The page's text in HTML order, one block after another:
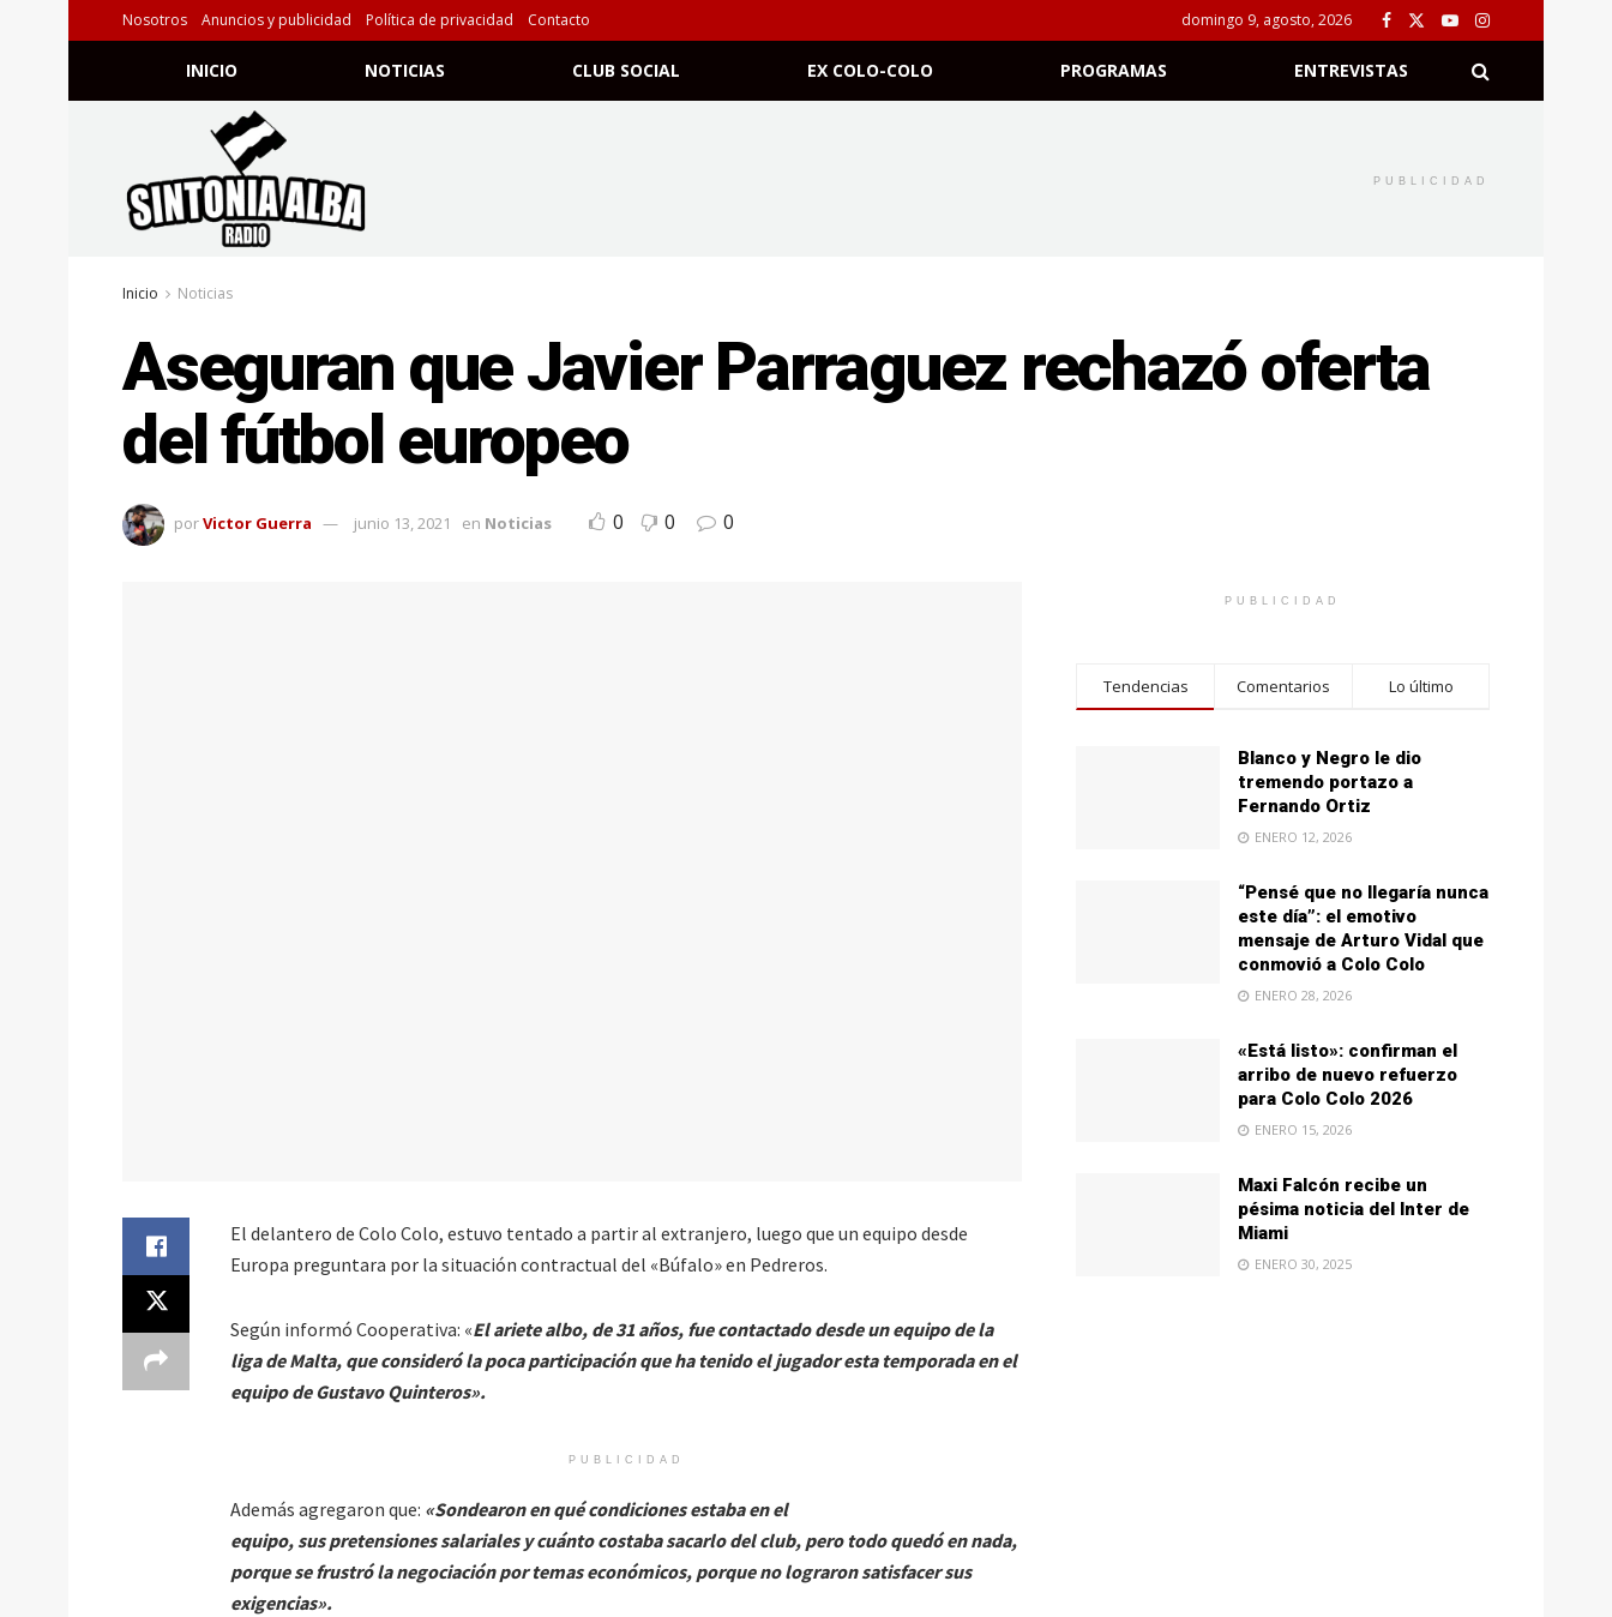
Nosotros Anuncios y publicidad Política de privacidad Contacto domingo 9, agosto, 2026
INICIO NOTICIAS CLUB SOCIAL EX COLO-COLO PROGRAMAS ENTREVISTAS
PUBLICIDAD
Inicio Noticias
Aseguran que Javier Parraguez rechazó oferta
del fútbol europeo
porVictor Guerra junio 13, 2021 en Noticias 0 0 0
El delantero de Colo Colo, estuvo tentado a partir al extranjero, luego que un equipo desde
Europa preguntara por la situación contractual del «Búfalo» en Pedreros.
Según informó Cooperativa: «El ariete albo, de 31 años, fue contactado desde un equipo de la
liga de Malta, que consideró la poca participación que ha tenido el jugador esta temporada en el
equipo de Gustavo Quinteros».
PUBLICIDAD
Además agregaron que: «Sondearon en qué condiciones estaba en el
equipo, sus pretensiones salariales y cuánto costaba sacarlo del club, pero todo quedó en nada,
porque se frustró la negociación por temas económicos, porque no lograron satisfacer sus
exigencias».
PUBLICIDAD
Tendencias Comentarios Lo último
Blanco y Negro le dio
tremendo portazo a
Fernando Ortiz
ENERO 12, 2026
“Pensé que no llegaría nunca
este día”: el emotivo
mensaje de Arturo Vidal que
conmovió a Colo Colo
ENERO 28, 2026
«Está listo»: confirman el
arribo de nuevo refuerzo
para Colo Colo 2026
ENERO 15, 2026
Maxi Falcón recibe un
pésima noticia del Inter de
Miami
ENERO 30, 2025